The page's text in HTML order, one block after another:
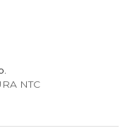
NTC